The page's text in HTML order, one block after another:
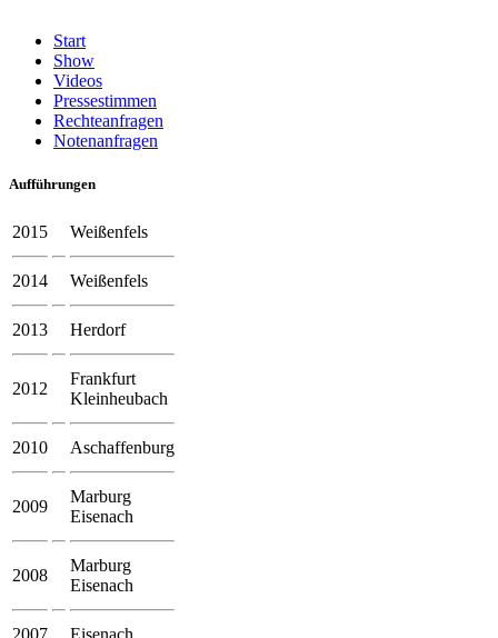
Start
Show
Videos
Pressestimmen
Rechteanfragen
Notenanfragen
Aufführungen
2015 Weißenfels
2014 Weißenfels
2013 Herdorf
2012
Frankfurt
Kleinheubach
2010 Aschaffenburg
2009
Marburg
Eisenach
2008
Marburg
Eisenach
2007 Eisenach